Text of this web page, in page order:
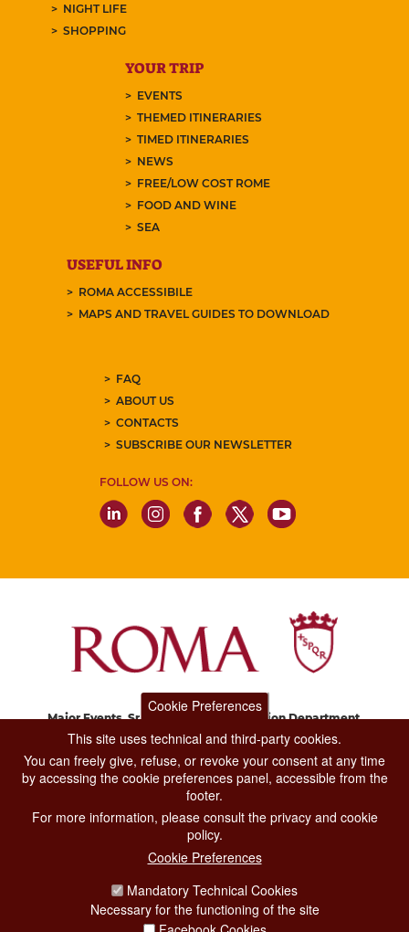
NIGHT LIFE
SHOPPING
YOUR TRIP
EVENTS
THEMED ITINERARIES
TIMED ITINERARIES
NEWS
FREE/LOW COST ROME
FOOD AND WINE
SEA
USEFUL INFO
ROMA ACCESSIBILE
MAPS AND TRAVEL GUIDES TO DOWNLOAD
FAQ
ABOUT US
CONTACTS
SUBSCRIBE OUR NEWSLETTER
FOLLOW US ON:
Major Events, Sport, Tourism and Fashion Department.
Via di San Basilio, 51
CONTACT CENTER TEL. 06 06 08
CONTATTA LA REDAZIONE
PRIVACY
SOCIAL MEDIA POLICY
Cookie Preferences
This site uses technical and third-party cookies.
You can freely give, refuse, or revoke your consent at any time
by accessing the cookie preferences panel, accessible from the
footer.
For more information, please consult the privacy and cookie
policy.
Cookie Preferences
Mandatory Technical Cookies
Necessary for the functioning of the site